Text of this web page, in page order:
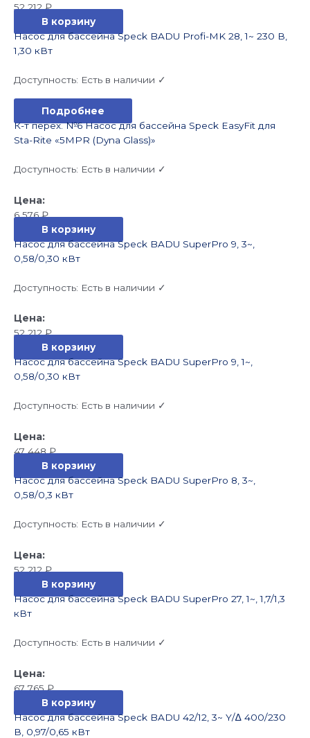
52 212₽
В корзину
Насос для бассейна Speck BADU Profi-MK 28, 1~ 230 В,
1,30 кВт
Доступность: Есть в наличии ✓
Подробнее
К-т перех. №6 Насос для бассейна Speck EasyFit для
Sta-Rite «5MPR (Dyna Glass)»
Доступность: Есть в наличии ✓
6 576₽
В корзину
Насос для бассейна Speck BADU SuperPro 9, 3~,
0,58/0,30 кВт
Доступность: Есть в наличии ✓
52 212₽
В корзину
Насос для бассейна Speck BADU SuperPro 9, 1~,
0,58/0,30 кВт
Доступность: Есть в наличии ✓
47 448₽
В корзину
Насос для бассейна Speck BADU SuperPro 8, 3~,
0,58/0,3 кВт
Доступность: Есть в наличии ✓
52 212₽
В корзину
Насос для бассейна Speck BADU SuperPro 27, 1~, 1,7/1,3
кВт
Доступность: Есть в наличии ✓
67 765₽
В корзину
Насос для бассейна Speck BADU 42/12, 3~ Y/∆ 400/230
В, 0,97/0,65 кВт